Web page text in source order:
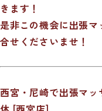
きます！
是非この機会に出張
合せくださいませ！
西宮・尼崎で出張マ